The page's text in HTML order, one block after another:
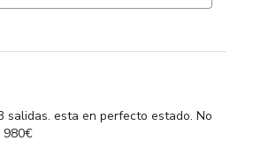
esta en perfecto estado. No
980€